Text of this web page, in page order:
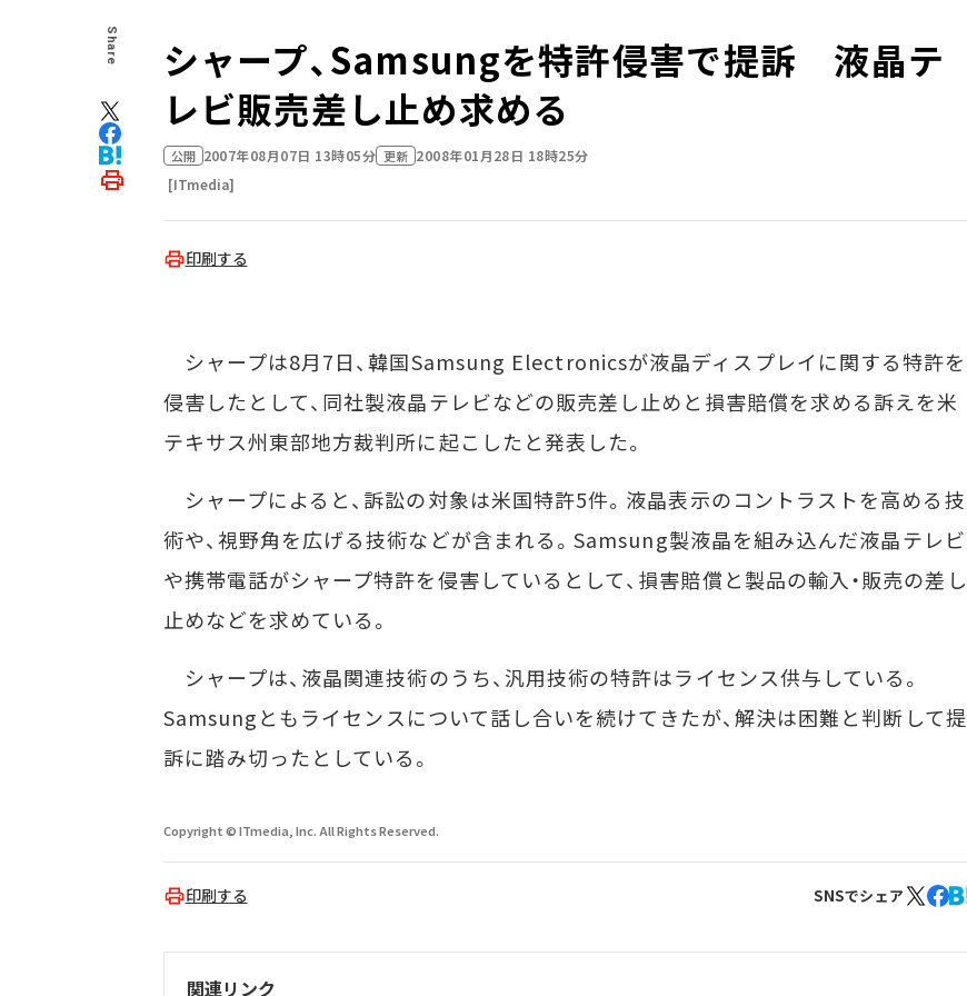
Share
シャープ、Samsungを特許侵害で提訴 液晶テ
レビ販売差し止め求める
公開 2007年08月07日 13時05分 更新 2008年01月28日 18時25分
[ITmedia]
印刷する
シャープは8月7日、韓国Samsung Electronicsが液晶ディスプレイに関する特許を
侵害したとして、同社製液晶テレビなどの販売差し止めと損害賠償を求める訴えを米
テキサス州東部地方裁判所に起こしたと発表した。
シャープによると、訴訟の対象は米国特許5件。液晶表示のコントラストを高める技
術や、視野角を広げる技術などが含まれる。Samsung製液晶を組み込んだ液晶テレビ
や携帯電話がシャープ特許を侵害しているとして、損害賠償と製品の輸入・販売の差し
止めなどを求めている。
シャープは、液晶関連技術のうち、汎用技術の特許はライセンス供与している。
Samsungともライセンスについて話し合いを続けてきたが、解決は困難と判断して提
訴に踏み切ったとしている。
Copyright © ITmedia, Inc. All Rights Reserved.
印刷する SNSでシェア
関連リンク